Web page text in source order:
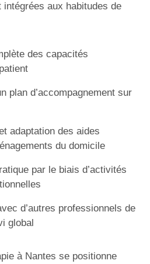
aux habitudes de
des capacités
plan d’accompagnement sur
adaptation des aides
du domicile
par le biais d’activités
d’autres professionnels de
global
à Nantes se positionne